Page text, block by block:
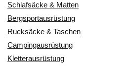
Schlafsäcke & Matten
Bergsportausrüstung
Rucksäcke & Taschen
Campingausrüstung
Kletterausrüstung